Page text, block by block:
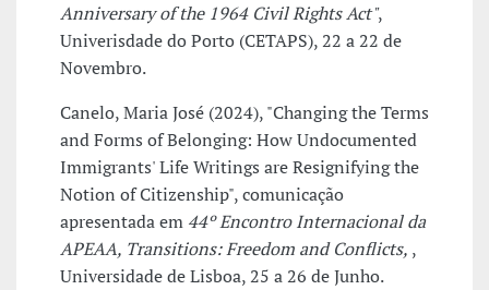
Anniversary of the 1964 Civil Rights Act",
Univerisdade do Porto (CETAPS), 22 a 22 de
Novembro.
Canelo, Maria José (2024), "Changing the Terms
and Forms of Belonging: How Undocumented
Immigrants' Life Writings are Resignifying the
Notion of Citizenship", comunicação
apresentada em 44º Encontro Internacional da
APEAA, Transitions: Freedom and Conflicts, ,
Universidade de Lisboa, 25 a 26 de Junho.